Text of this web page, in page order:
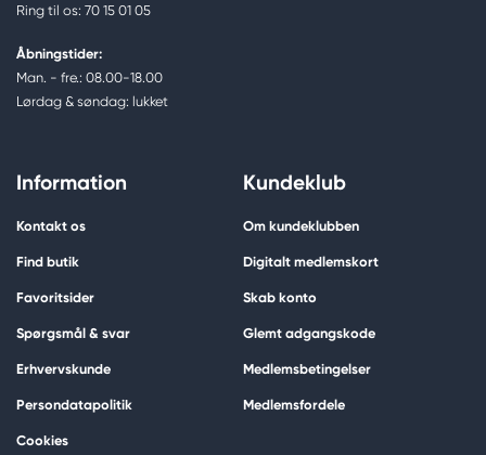
Ring til os: 70 15 01 05
Åbningstider:
Man. - fre.: 08.00-18.00
Lørdag & søndag: lukket
Information
Kontakt os
Find butik
Favoritsider
Spørgsmål & svar
Erhvervskunde
Persondatapolitik
Cookies
Kundeklub
Om kundeklubben
Digitalt medlemskort
Skab konto
Glemt adgangskode
Medlemsbetingelser
Medlemsfordele